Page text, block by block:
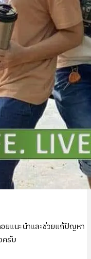
ยแนะนำและช่วยแก้ปัญหา
ครับ